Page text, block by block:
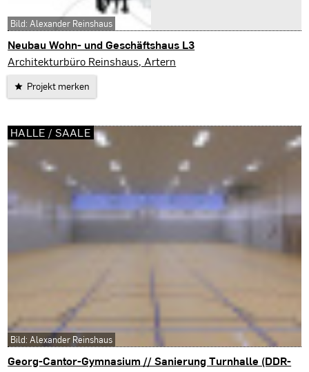
Neubau Wohn- und Geschäftshaus L3
Artern
Architekturbüro Reinshaus, Artern
Projekt merken
Bild: Alexander Reinshaus
Georg-Cantor-Gymnasium // Sanierung Turnhalle (DDR-
HALLE / SAALE
Bild: Alexander Reinshaus